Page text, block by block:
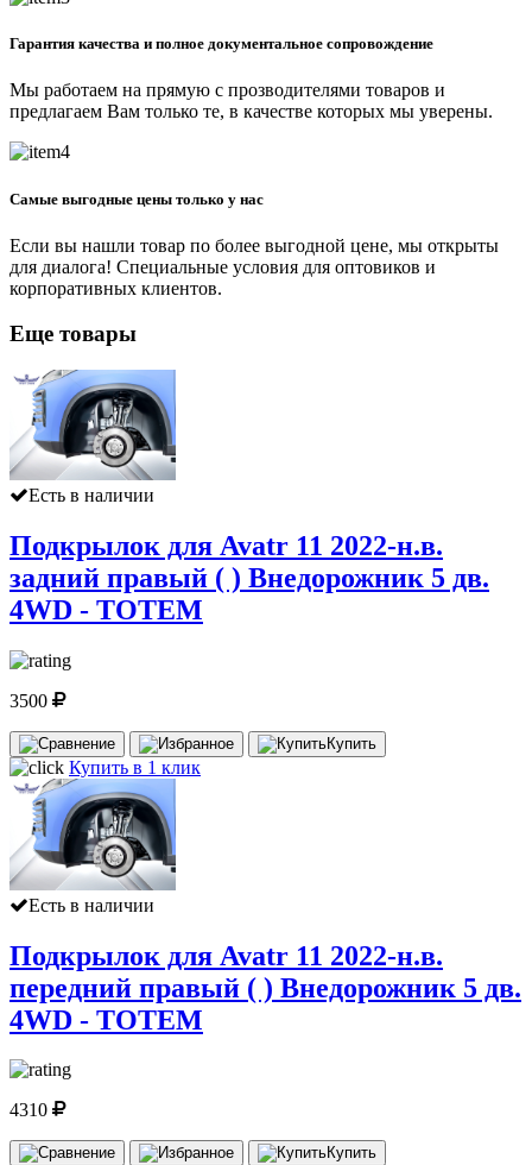
Гарантия качества и полное документальное сопровождение
Мы работаем на прямую с прозводителями товаров и
предлагаем Вам только те, в качестве которых мы уверены.
Самые выгодные цены только у нас
Если вы нашли товар по более выгодной цене, мы открыты
для диалога! Специальные условия для оптовиков и
корпоративных клиентов.
Еще товары
Есть в наличии
Подкрылок для Avatr 11 2022-н.в.
задний правый ( ) Внедорожник 5 дв.
4WD - TOTEM
3500
Купить
Купить в 1 клик
Есть в наличии
Подкрылок для Avatr 11 2022-н.в.
передний правый ( ) Внедорожник 5 дв.
4WD - TOTEM
4310
Купить